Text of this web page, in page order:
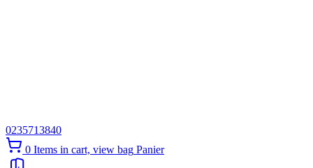
0235713840
0 Items in cart, view bag Panier